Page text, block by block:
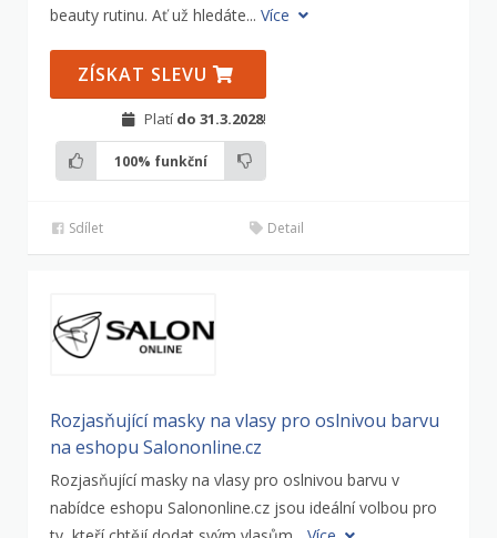
beauty rutinu. Ať už hledáte... Více
ZÍSKAT SLEVU
Platí do 31.3.2028!
100% funkční
Sdílet Detail
Rozjasňující masky na vlasy pro oslnivou barvu
na eshopu Salononline.cz
Rozjasňující masky na vlasy pro oslnivou barvu v
nabídce eshopu Salononline.cz jsou ideální volbou pro